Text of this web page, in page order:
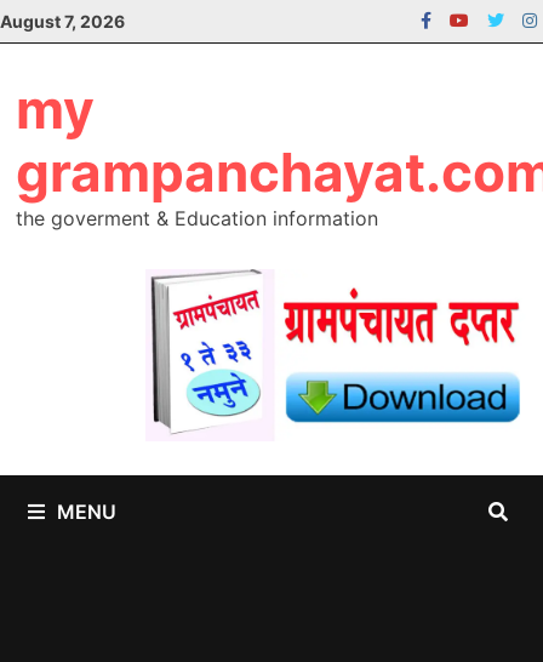
Skip
to
August 7, 2026
my
the goverment & Education information
MENU